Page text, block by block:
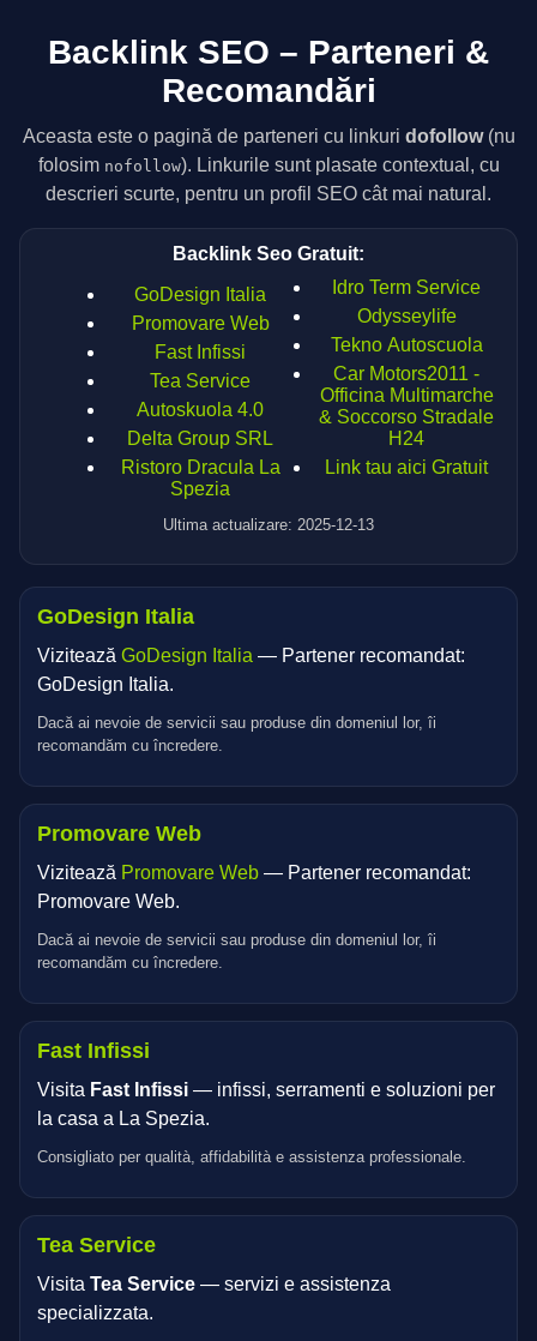
Backlink SEO – Parteneri &
Recomandări
Aceasta este o pagină de parteneri cu linkuri dofollow(nu
folosim nofollow). Linkurile sunt plasate contextual, cu
descrieri scurte, pentru un profil SEO cât mai natural.
Backlink Seo Gratuit:
GoDesign Italia
Promovare Web
Fast Infissi
Tea Service
Autoskuola 4.0
Delta Group SRL
Ristoro Dracula La
Spezia
Idro Term Service
Odysseylife
Tekno Autoscuola
Car Motors2011 -
Officina Multimarche
& Soccorso Stradale
H24
Link tau aici Gratuit
Ultima actualizare: 2025-12-13
GoDesign Italia
Vizitează GoDesign Italia — Partener recomandat:
GoDesign Italia.
Dacă ai nevoie de servicii sau produse din domeniul lor, îi
recomandăm cu încredere.
Promovare Web
Vizitează Promovare Web — Partener recomandat:
Promovare Web.
Dacă ai nevoie de servicii sau produse din domeniul lor, îi
recomandăm cu încredere.
Fast Infissi
Visita Fast Infissi — infissi, serramenti e soluzioni per
la casa a La Spezia.
Consigliato per qualità, affidabilità e assistenza professionale.
Tea Service
Visita Tea Service — servizi e assistenza
specializzata.